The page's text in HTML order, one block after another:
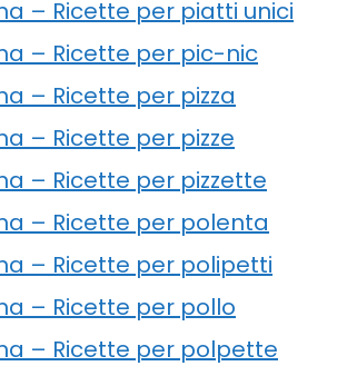
– Ricette per piatti unici
– Ricette per pic-nic
– Ricette per pizza
– Ricette per pizze
– Ricette per pizzette
– Ricette per polenta
– Ricette per polipetti
– Ricette per pollo
– Ricette per polpette